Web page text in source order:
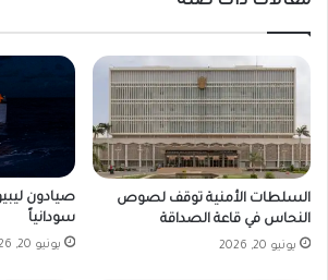
السلطات الأمنية توقف لصوص
النحاس في قاعة الصداقة
يونيو 20, 2026
سودانياً
يونيو 20, 2026